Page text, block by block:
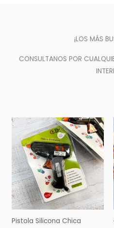
¡LOS MÁS
CONSULTANOS POR
Pistola Silicona Chica